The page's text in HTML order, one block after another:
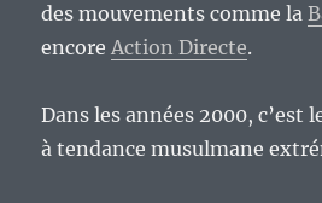
des mouvements comme la
encoreAction Directe.
Dans les années 2000, c’est
à tendance musulmane